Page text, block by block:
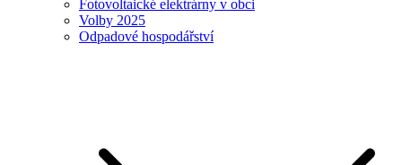
Fotovoltaické elektrárny v obci
Volby 2025
Odpadové hospodářství